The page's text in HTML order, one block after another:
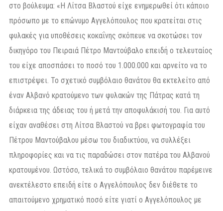
στο βούλευμα: «Η Λίτσα Βλαστού είχε ενημερωθεί ότι κάποιο
πρόσωπο με το επώνυμο Αγγελόπουλος που κρατείται στις
φυλακές για υποθέσεις κοκαΐνης σκόπευε να σκοτώσει τον
δικηγόρο του Πειραιά Πέτρο Μαντούβαλο επειδή ο τελευταίος
του είχε αποσπάσει το ποσό του 1.000.000 και αρνείτο να το
επιστρέψει. Το σχετικό συμβόλαιο θανάτου θα εκτελείτο από
έναν Αλβανό κρατούμενο των φυλακών της Πάτρας κατά τη
διάρκεια της άδειας του ή μετά την αποφυλάκισή του. Για αυτό
είχαν αναθέσει στη Λίτσα Βλαστού να βρει φωτογραφία του
Πέτρου Μαντούβαλου μέσω του διαδικτύου, να συλλέξει
πληροφορίες και να τις παραδώσει στον πατέρα του Αλβανού
κρατουμένου. Ωστόσο, τελικά το συμβόλαιο θανάτου παρέμεινε
ανεκτέλεστο επειδή είτε ο Αγγελόπουλος δεν διέθετε το
απαιτούμενο χρηματικό ποσό είτε γιατί ο Αγγελόπουλος με